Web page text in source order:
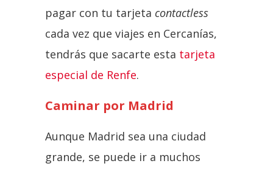
pagar con tu tarjeta contactless
cada vez que viajes en Cercanías,
tendrás que sacarte esta tarjeta
especial de Renfe.
Caminar por Madrid
Aunque Madrid sea una ciudad
grande, se puede ir a muchos